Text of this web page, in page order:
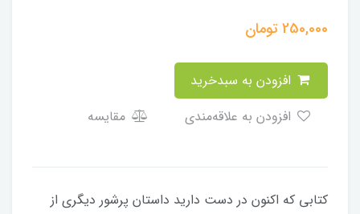
250,000تومان
مقایسه
کتابی که اکنون در دست دارید داستان پرشور دیگری از